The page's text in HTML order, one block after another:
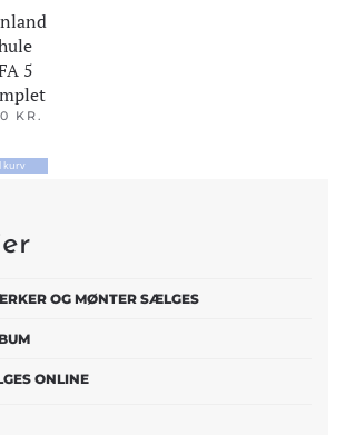
5
KR.
kurv
OG MØNTER SÆLGES
ONLINE